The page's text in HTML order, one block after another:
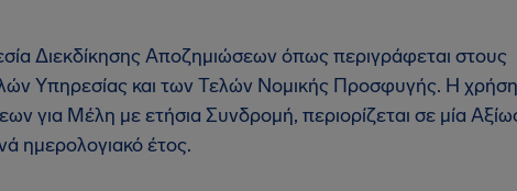
Διεκδίκησης Αποζημιώσεων όπως περιγράφεται στους
Υπηρεσίας και των Τελών Νομικής Προσφυγής. Η χρήση
για Μέλη με ετήσια Συνδρομή, περιορίζεται σε μία
ημερολογιακό έτος.